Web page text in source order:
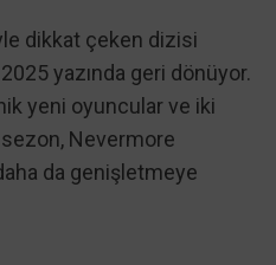
dikkat çeken dizisi
yazında geri dönüyor.
yeni oyuncular ve iki
sezon, Nevermore
da genişletmeye